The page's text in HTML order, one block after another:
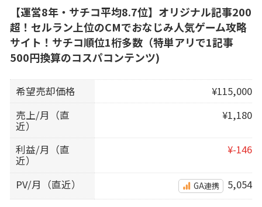
【運営8年・サチコ平均8.7位】オリジナル記事200
超！セルラン上位のCMでおなじみ人気ゲーム攻略
サイト！サチコ順位1桁多数（特単アリで1記事
500円換算のコスパコンテンツ)
希望売却価格
¥115,000
売上/月（直
近）
¥1,180
利益/月（直
近）
¥-146
PV/月（直近） GA連携 5,054